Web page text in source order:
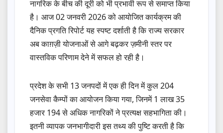
नागरिक के बीच की दूरी को भी प्रभावी रूप से समाप्त किया
है। आज 02 जनवरी 2026 को आयोजित कार्यक्रम की
दैनिक प्रगति रिपोर्ट यह स्पष्ट दर्शाती है कि राज्य सरकार
अब काग़ज़ी योजनाओं से आगे बढ़कर ज़मीनी स्तर पर
वास्तविक परिणाम देने में सफल हो रही है।
प्रदेश के सभी 13 जनपदों में एक ही दिन में कुल 204
जनसेवा कैम्पों का आयोजन किया गया, जिनमें 1 लाख 35
हजार 194 से अधिक नागरिकों ने प्रत्यक्ष सहभागिता की।
इतनी व्यापक जनभागीदारी इस तथ्य की पुष्टि करती है कि